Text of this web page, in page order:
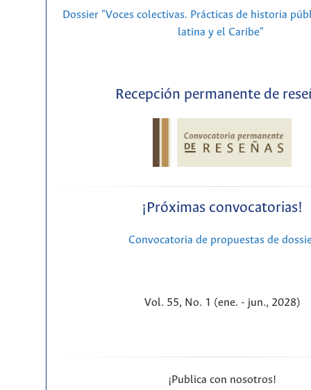
Dossier "Voces colectivas. Prácticas de historia
latina y el Caribe"
Recepción permanente de
¡Próximas convocatorias!
Convocatoria de propuestas de
Vol. 55, No. 1 (ene. - jun., 2028)
¡Publica con nosotros!